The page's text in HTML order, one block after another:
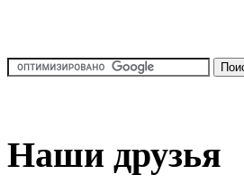
Наши друзья